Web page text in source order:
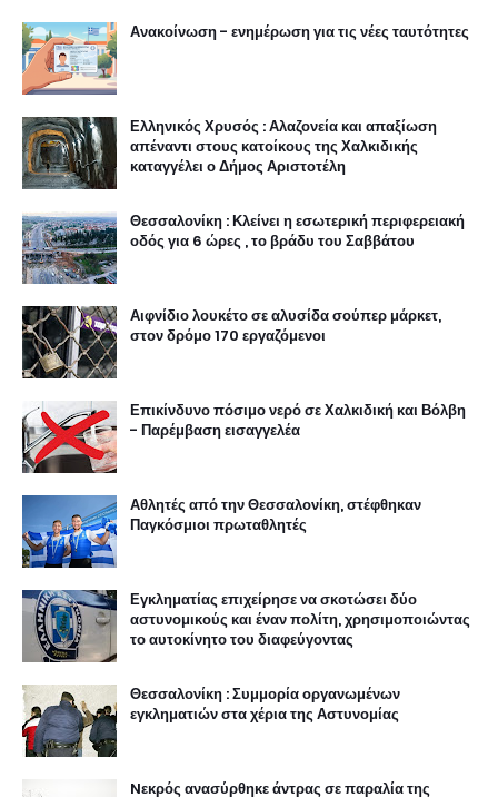
Ανακοίνωση - ενημέρωση για τις νέες ταυτότητες
Ελληνικός Χρυσός : Αλαζονεία και απαξίωση
απέναντι στους κατοίκους της Χαλκιδικής
καταγγέλει ο Δήμος Αριστοτέλη
Θεσσαλονίκη : Κλείνει η εσωτερική περιφερειακή
οδός για 6 ώρες , το βράδυ του Σαββάτου
Αιφνίδιο λουκέτο σε αλυσίδα σούπερ μάρκετ,
στον δρόμο 170 εργαζόμενοι
Επικίνδυνο πόσιμο νερό σε Χαλκιδική και Βόλβη
- Παρέμβαση εισαγγελέα
Αθλητές από την Θεσσαλονίκη, στέφθηκαν
Παγκόσμιοι πρωταθλητές
Εγκληματίας επιχείρησε να σκοτώσει δύο
αστυνομικούς και έναν πολίτη, χρησιμοποιώντας
το αυτοκίνητο του διαφεύγοντας
Θεσσαλονίκη : Συμμορία οργανωμένων
εγκληματιών στα χέρια της Αστυνομίας
Nεκρός ανασύρθηκε άντρας σε παραλία της